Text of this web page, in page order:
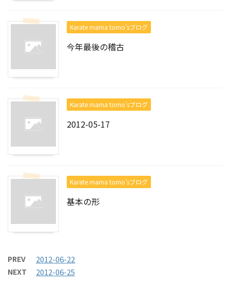
Karate mama tomo’sブログ
今年最後の稽古
Karate mama tomo’sブログ
2012-05-17
Karate mama tomo’sブログ
基本の形
PREV 2012-06-22
NEXT 2012-06-25